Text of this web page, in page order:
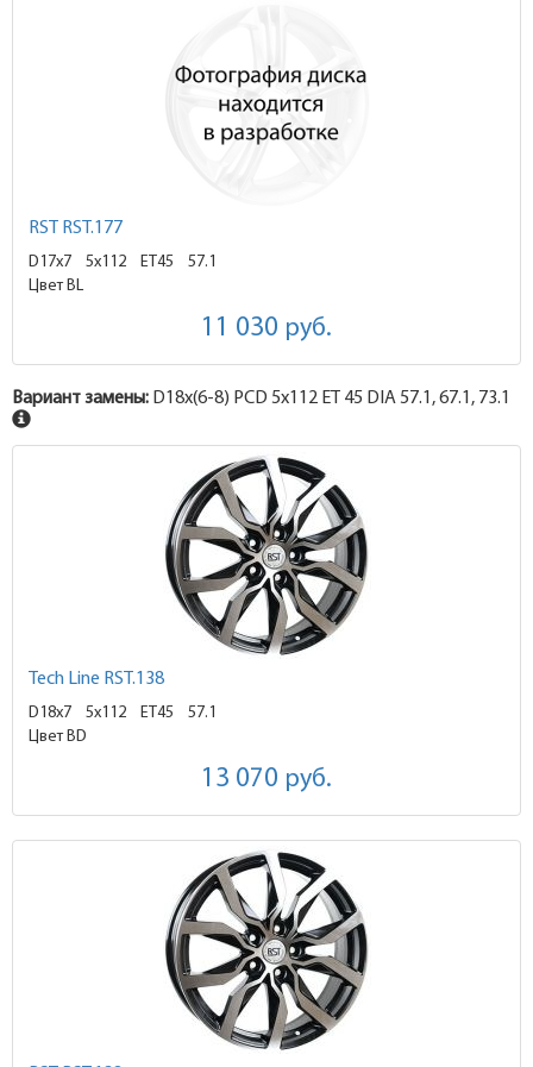
RST RST.177
D17x7 5x112 ET45
57.1
Цвет BL
11 030 руб.
Вариант замены: D18x(6-8) PCD 5x112 ET 45 DIA 57.1, 67.1, 73.1
Tech Line RST.138
D18x7 5x112 ET45
57.1
Цвет BD
13 070 руб.